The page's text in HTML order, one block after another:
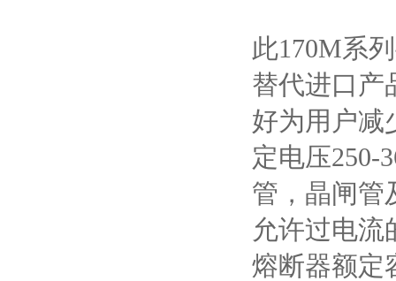
此170M系
替代进口产
好为用户减
定电压250-
管，晶闸管
允许过电流
熔断器额定